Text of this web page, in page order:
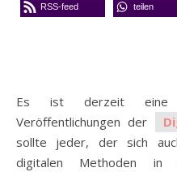
RSS-feed teilen
Es ist derzeit eine der absoluten Knaller-
Veröffentlichungen der
sollte jeder, der sich
digitalen Methoden in